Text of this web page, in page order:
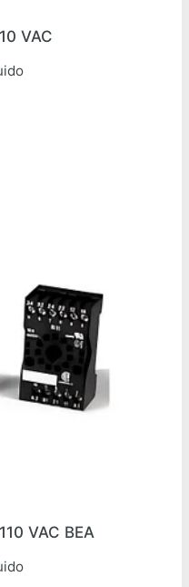
VAC
VAC BEA